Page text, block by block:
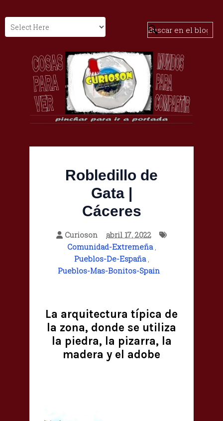
Robledillo de
Gata |
Cáceres
Curioson
abril 17, 2022
Comunidad-Extremeña,
Pueblos-De-España,
Pueblos-Mas-Bonitos-Spain
La arquitectura típica de
la zona, donde se utiliza
la piedra, la pizarra, la
madera y el adobe